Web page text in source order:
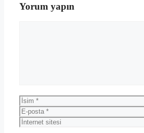
Yorum yapın
İsim
E-
posta
İnternet
sitesi